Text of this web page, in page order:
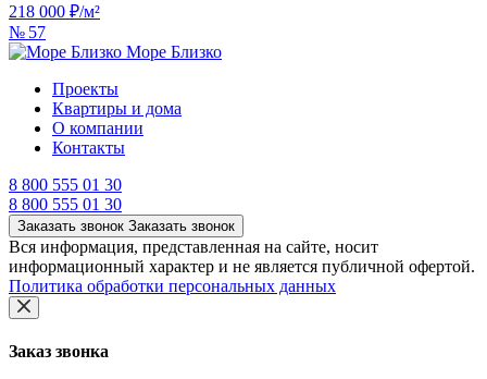
218 000 ₽/м²
№ 57
Море Близко
Проекты
Квартиры и дома
О компании
Контакты
8 800 555 01 30
8 800 555 01 30
Заказать звонок Заказать звонок
Вся информация, представленная на сайте, носит
информационный характер и не является публичной офертой.
Политика обработки персональных данных
Заказ звонка